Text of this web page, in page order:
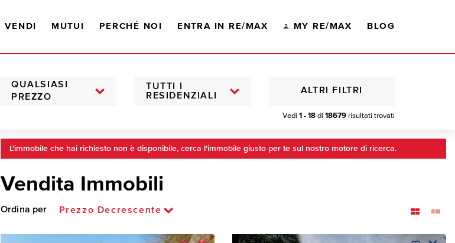
VENDI MUTUI PERCHÉ NOI ENTRA IN RE/MAX MY RE/MAX BLOG
QUALSIASI
PREZZO
TUTTI I
RESIDENZIALI
Vedi 1 - 18 di 18679 risultati trovati
ALTRI FILTRI
L'immobile che hai richiesto non è disponibile, cerca l'immobile giusto per te sul nostro motore di ricerca.
Vendita Immobili
Ordina per Prezzo Decrescente